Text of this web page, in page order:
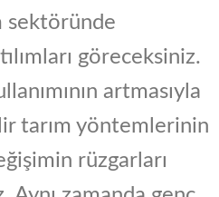
sektöründe
göreceksiniz.
artmasıyla
tarım yöntemlerinin
rüzgarları